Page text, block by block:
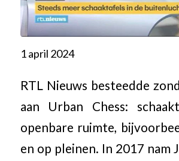
1 april 2024
RTL Nieuws besteedde
aan Urban Chess:
openbare ruimte,
en op pleinen. In 2017 nam